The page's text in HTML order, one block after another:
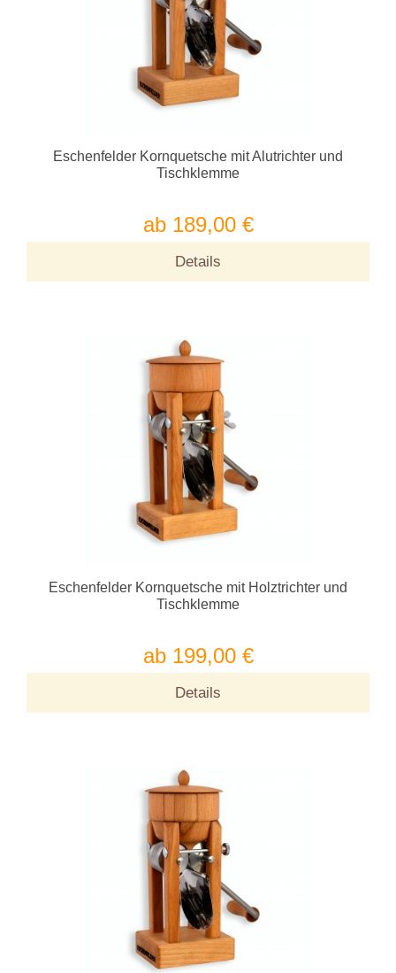
Eschenfelder Kornquetsche mit Alutrichter und
Tischklemme
ab 189,00 €
Details
Eschenfelder Kornquetsche mit Holztrichter und
Tischklemme
ab 199,00 €
Details